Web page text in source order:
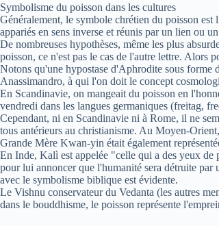
Symbolisme du poisson dans les cultures
Généralement, le symbole chrétien du poisson
appariés en sens inverse et réunis par un lien ou
De nombreuses hypothèses, même les plus
poisson, ce n'est pas le cas de l'autre lettre. Alors
Notons qu'une hypostase d'Aphrodite sous forme
Anassimandro, à qui l'on doit le concept
En Scandinavie, on mangeait du poisson en
vendredi dans les langues germaniques (freitag,
Cependant, ni en Scandinavie ni à Rome, il ne
tous antérieurs au christianisme. Au Moyen-
Grande Mère Kwan-yin était également
En Inde, Kalì est appelée "celle qui a des yeux
pour lui annoncer que l'humanité sera détruite
avec le symbolisme biblique est évidente.
Le Vishnu conservateur du Vedanta (les autres
dans le bouddhisme, le poisson représente